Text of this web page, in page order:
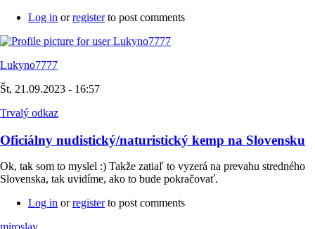
Log in orregisterto post comments
Lukyno7777
Št, 21.09.2023 - 16:57
Trvalý odkaz
Oficiálny nudistický/naturistický kemp na Slovensku
Ok, tak som to myslel :) Takže zatiaľ to vyzerá na prevahu stredného
Slovenska, tak uvidíme, ako to bude pokračovať.
Log in orregisterto post comments